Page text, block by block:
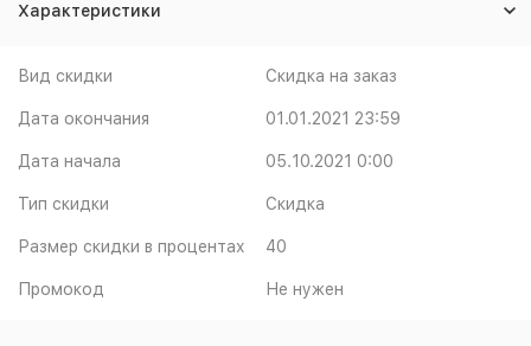
Характеристики
Вид скидки Скидка на заказ
Дата окончания 01.01.2021 23:59
Дата начала 05.10.2021 0:00
Тип скидки Скидка
Размер скидки в процентах 40
Промокод Не нужен